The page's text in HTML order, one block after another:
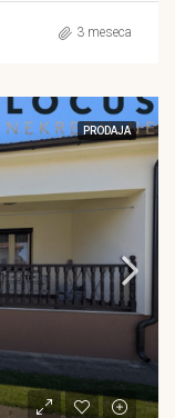
3 meseca
PRODAJA